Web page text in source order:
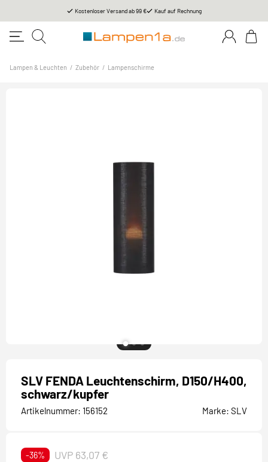
Kostenloser Versand ab 99 € Kauf auf Rechnung
Lampen & Leuchten / Zubehör / Lampenschirme
SLV FENDA Leuchtenschirm, D150/H400,
schwarz/kupfer
Artikelnummer: 156152 Marke: SLV
-36% UVP 63,07 €